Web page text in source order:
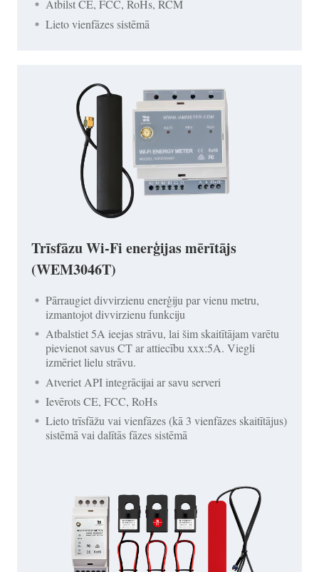
Atbilst CE, FCC, RoHs, RCM
Lieto vienfāzes sistēmā
Trīsfāzu Wi-Fi enerģijas mērītājs
(WEM3046T)
Pārraugiet divvirzienu enerģiju par vienu metru,
izmantojot divvirzienu funkciju
Atbalstiet 5A ieejas strāvu, lai šim skaitītājam varētu
pievienot savus CT ar attiecību xxx:5A. Viegli
izmēriet lielu strāvu.
Atveriet API integrācijai ar savu serveri
Ievērots CE, FCC, RoHs
Lieto trīsfāžu vai vienfāzes (kā 3 vienfāzes skaitītājus)
sistēmā vai dalītās fāzes sistēmā